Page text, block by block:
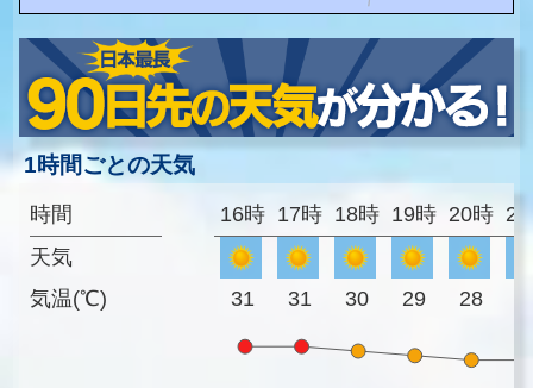
1時間ごとの天気
時間
天気
気温(℃)
16時 17時 18時 19時 20時
31 31 30 29 28